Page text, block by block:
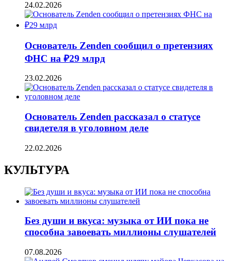
24.02.2026
Основатель Zenden сообщил о претензиях
ФНС на ₽29 млрд
23.02.2026
Основатель Zenden рассказал о статусе
свидетеля в уголовном деле
22.02.2026
КУЛЬТУРА
Без души и вкуса: музыка от ИИ пока не
способна завоевать миллионы слушателей
07.08.2026